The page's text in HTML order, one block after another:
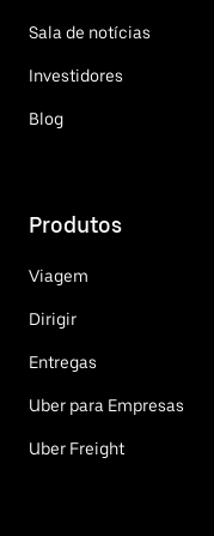
Sala de notícias
Investidores
Blog
Produtos
Viagem
Dirigir
Entregas
Uber para Empresas
Uber Freight